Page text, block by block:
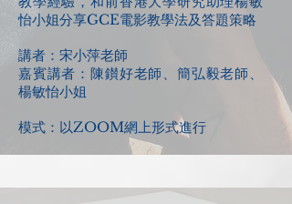
怡小姐分享GCE電影教學法及答題策略
講者：宋小萍老師
嘉賓講者：陳鑚好老師、簡弘毅老師、
楊敏怡小姐
模式：以ZOOM網上形式進行